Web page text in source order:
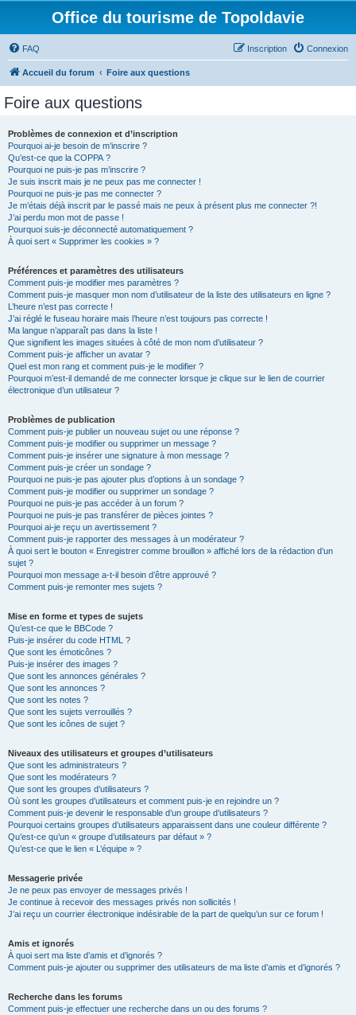
Office du tourisme de Topoldavie
FAQ Connexion
Inscription
Accueil du forum Foire aux questions
Foire aux questions
Problèmes de connexion et d’inscription
Pourquoi ai-je besoin de m’inscrire ?
Qu’est-ce que la COPPA ?
Pourquoi ne puis-je pas m’inscrire ?
Je suis inscrit mais je ne peux pas me connecter !
Pourquoi ne puis-je pas me connecter ?
Je m’étais déjà inscrit par le passé mais ne peux à présent plus me connecter ?!
J’ai perdu mon mot de passe !
Pourquoi suis-je déconnecté automatiquement ?
À quoi sert « Supprimer les cookies » ?
Préférences et paramètres des utilisateurs
Comment puis-je modifier mes paramètres ?
Comment puis-je masquer mon nom d’utilisateur de la liste des utilisateurs en ligne ?
L’heure n’est pas correcte !
J’ai réglé le fuseau horaire mais l’heure n’est toujours pas correcte !
Ma langue n’apparaît pas dans la liste !
Que signifient les images situées à côté de mon nom d’utilisateur ?
Comment puis-je afficher un avatar ?
Quel est mon rang et comment puis-je le modifier ?
Pourquoi m’est-il demandé de me connecter lorsque je clique sur le lien de courrier
électronique d’un utilisateur ?
Problèmes de publication
Comment puis-je publier un nouveau sujet ou une réponse ?
Comment puis-je modifier ou supprimer un message ?
Comment puis-je insérer une signature à mon message ?
Comment puis-je créer un sondage ?
Pourquoi ne puis-je pas ajouter plus d’options à un sondage ?
Comment puis-je modifier ou supprimer un sondage ?
Pourquoi ne puis-je pas accéder à un forum ?
Pourquoi ne puis-je pas transférer de pièces jointes ?
Pourquoi ai-je reçu un avertissement ?
Comment puis-je rapporter des messages à un modérateur ?
À quoi sert le bouton « Enregistrer comme brouillon » affiché lors de la rédaction d’un
sujet ?
Pourquoi mon message a-t-il besoin d’être approuvé ?
Comment puis-je remonter mes sujets ?
Mise en forme et types de sujets
Qu’est-ce que le BBCode ?
Puis-je insérer du code HTML ?
Que sont les émoticônes ?
Puis-je insérer des images ?
Que sont les annonces générales ?
Que sont les annonces ?
Que sont les notes ?
Que sont les sujets verrouillés ?
Que sont les icônes de sujet ?
Niveaux des utilisateurs et groupes d’utilisateurs
Que sont les administrateurs ?
Que sont les modérateurs ?
Que sont les groupes d’utilisateurs ?
Où sont les groupes d’utilisateurs et comment puis-je en rejoindre un ?
Comment puis-je devenir le responsable d’un groupe d’utilisateurs ?
Pourquoi certains groupes d’utilisateurs apparaissent dans une couleur différente ?
Qu’est-ce qu’un « groupe d’utilisateurs par défaut » ?
Qu’est-ce que le lien « L’équipe » ?
Messagerie privée
Je ne peux pas envoyer de messages privés !
Je continue à recevoir des messages privés non sollicités !
J’ai reçu un courrier électronique indésirable de la part de quelqu’un sur ce forum !
Amis et ignorés
À quoi sert ma liste d’amis et d’ignorés ?
Comment puis-je ajouter ou supprimer des utilisateurs de ma liste d’amis et d’ignorés ?
Recherche dans les forums
Comment puis-je effectuer une recherche dans un ou des forums ?